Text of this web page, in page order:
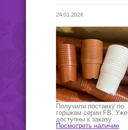
24.01.2024
Получили поставку по
горшкам серии FB. Уже
доступны к заказу.
Посмотреть наличие